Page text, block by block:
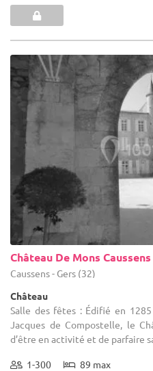
Château De Mons Caussens
Caussens - Gers (32)
Château
Salle des fêtes : Édifié en
Jacques de Compostelle, le
d’être en activité et de parfaire
1-300 89 max